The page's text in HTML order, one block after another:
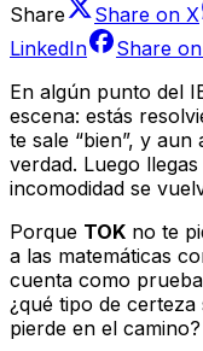
Share
Share on X
LinkedIn
Share on
En algún punto del
escena: estás
te sale “bien”, y
verdad. Luego llegas
incomodidad se
Porque TOK no te
a las matemáticas
cuenta como
¿qué tipo de
pierde en el camino?